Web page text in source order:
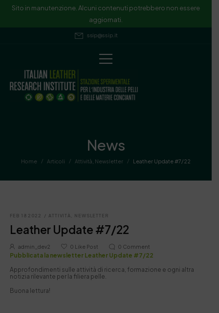
Sito in manutenzione. Alcuni contenuti potrebbero non essere
aggiornati.
ssip@ssip.it
News
Home / Articoli / Attività Newsletter / Leather Update #7/22
FEB 18 2022 / ATTIVITÀ, NEWSLETTER
Leather Update #7/22
admin_dev2 0 Like Post 0 Comment
Pubblicata la newsletter Leather Update #7/22
Approfondimenti sulle attività di ricerca, formazione e ogni altra
notizia rilevante per la filiera pelle.
Buona lettura!